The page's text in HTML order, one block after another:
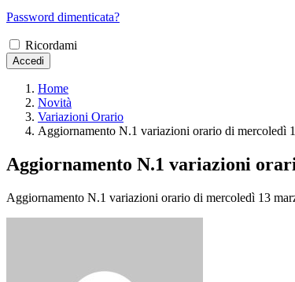
Password dimenticata?
Ricordami
Accedi
Home
Novità
Variazioni Orario
Aggiornamento N.1 variazioni orario di mercoledì
Aggiornamento N.1 variazioni
Aggiornamento N.1 variazioni orario di mercoledì 13